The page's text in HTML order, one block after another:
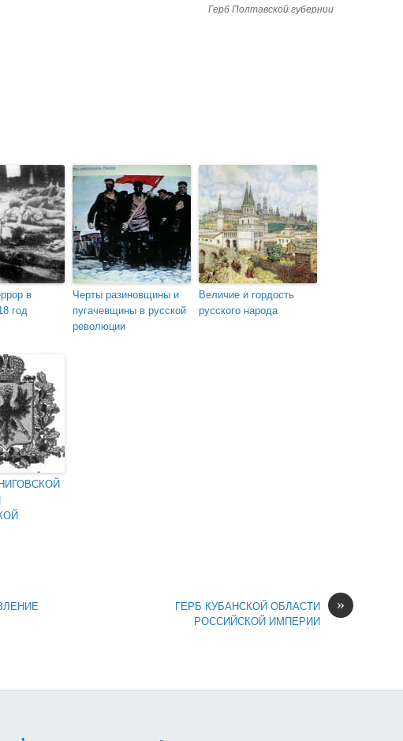
Герб Полтавской губернии
в
год
Черты разиновщины и
пугачевщи­ны в русской
революции
Величие и гордость
русского народа
»
ГЕРБ КУБАНСКОЙ ОБЛАСТИ
РОССИЙСКОЙ ИМПЕРИИ